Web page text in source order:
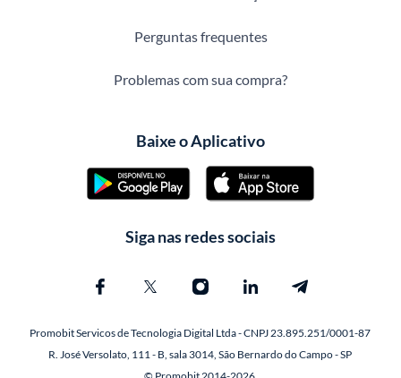
Perguntas frequentes
Problemas com sua compra?
Baixe o Aplicativo
Siga nas redes sociais
Promobit Servicos de Tecnologia Digital Ltda - CNPJ 23.895.251/0001-87
R. José Versolato, 111 - B, sala 3014, São Bernardo do Campo - SP